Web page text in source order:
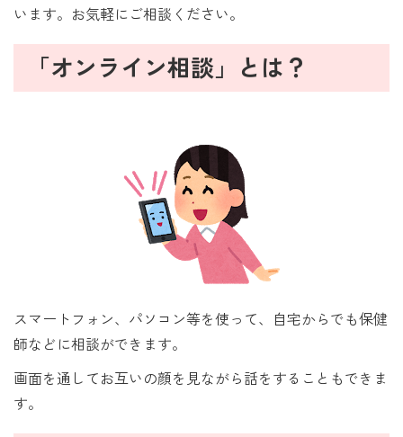
います。お気軽にご相談ください。
「オンライン相談」とは？
スマートフォン、パソコン等を使って、自宅からでも保健
師などに相談ができます。
画面を通してお互いの顔を見ながら話をすることもできま
す。